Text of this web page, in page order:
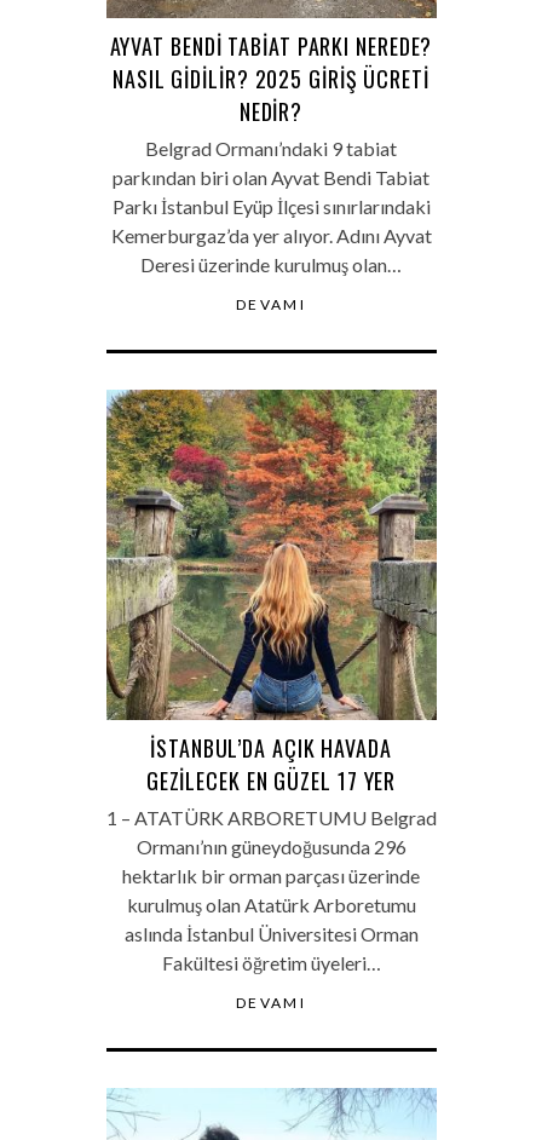
AYVAT BENDI TABIAT PARKI NEREDE?
NASIL GIDILIR? 2025 GIRIŞ ÜCRETI
NEDIR?
Belgrad Ormanı’ndaki 9 tabiat
parkından biri olan Ayvat Bendi Tabiat
Parkı İstanbul Eyüp İlçesi sınırlarındaki
Kemerburgaz’da yer alıyor. Adını Ayvat
Deresi üzerinde kurulmuş olan…
DEVAMI
İSTANBUL’DA AÇIK HAVADA
GEZILECEK EN GÜZEL 17 YER
1 – ATATÜRK ARBORETUMU Belgrad
Ormanı’nın güneydoğusunda 296
hektarlık bir orman parçası üzerinde
kurulmuş olan Atatürk Arboretumu
aslında İstanbul Üniversitesi Orman
Fakültesi öğretim üyeleri…
DEVAMI